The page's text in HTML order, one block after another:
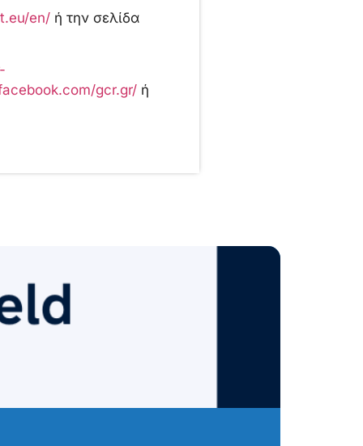
en/ή την σελίδα
gcr.gr/ή